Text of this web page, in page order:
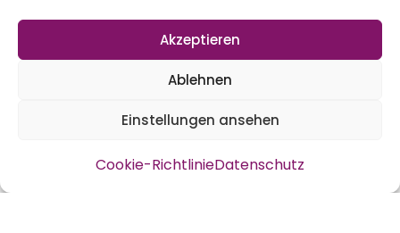
Akzeptieren
Ablehnen
Einstellungen ansehen
Cookie-RichtlinieDatenschutz
Holz, Brennnesseln und Wasser. Bei uns
kommen eben noch Urgesteinsmehl und
unsere Jauche im Detail herstellen haben
wir in einem Video festgehalten, das lässt